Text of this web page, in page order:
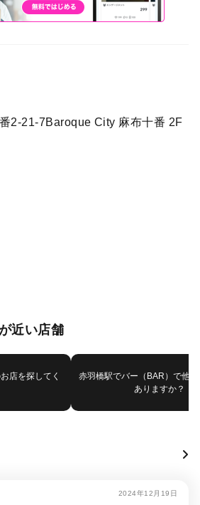
2-21-7Baroque City 麻布十番 2F
近い店舗
店を探してく
赤羽橋駅でバー（BAR）で他
ありますか？
2024年12月19日